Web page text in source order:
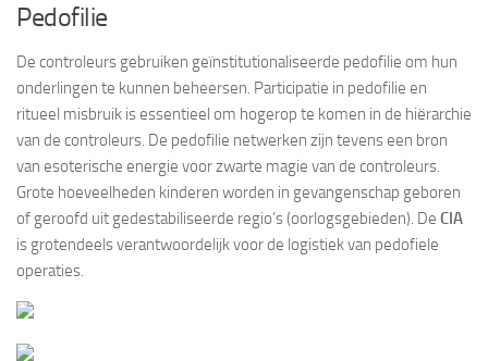
Pedofilie
De controleurs gebruiken geïnstitutionaliseerde pedofilie om hun
onderlingen te kunnen beheersen. Participatie in pedofilie en
ritueel misbruik is essentieel om hogerop te komen in de hiërarchie
van de controleurs. De pedofilie netwerken zijn tevens een bron
van esoterische energie voor zwarte magie van de controleurs.
Grote hoeveelheden kinderen worden in gevangenschap geboren
of geroofd uit gedestabiliseerde regio’s (oorlogsgebieden). De CIA
is grotendeels verantwoordelijk voor de logistiek van pedofiele
operaties.